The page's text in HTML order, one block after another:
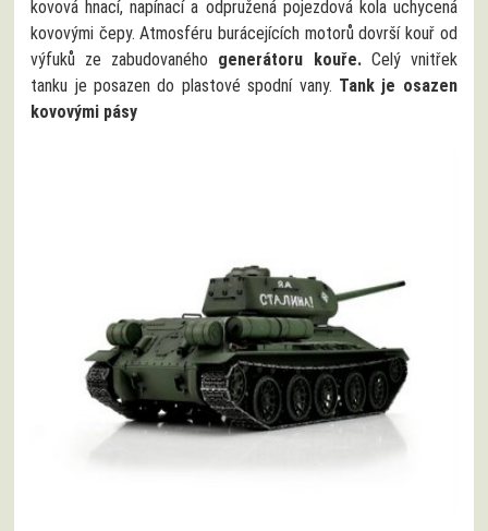
kovová hnací, napínací a odpružená pojezdová kola uchycená
kovovými čepy. Atmosféru burácejících motorů dovrší kouř od
výfuků ze zabudovaného generátoru kouře.Celý vnitřek
tanku je posazen do plastové spodní vany. Tank je osazen
kovovými pásy